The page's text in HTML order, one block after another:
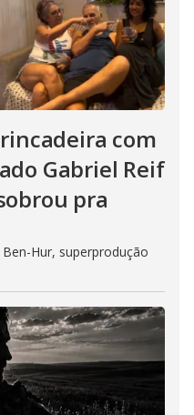
com
Gabriel Reif
pra
Hur, superprodução